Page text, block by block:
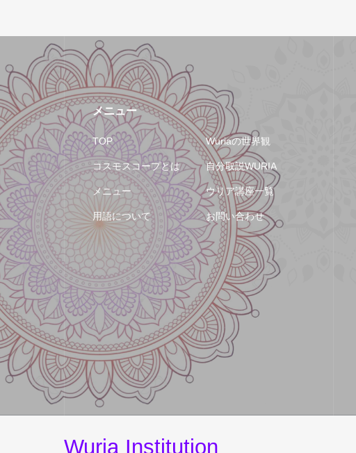
メニュー
TOP Wuriaの世界観
コスモスコープとは 自分取説WURIA
メニュー ウリア講座一覧
用語について お問い合わせ
Wuria Institution